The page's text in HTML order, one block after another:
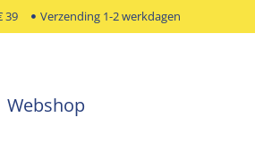
39 Verzending 1-2 werkdagen